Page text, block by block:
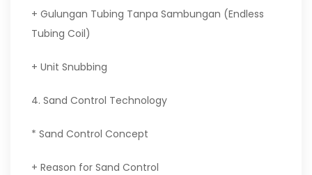
+ Gulungan Tubing Tanpa Sambungan (Endless
Tubing Coil)
+ Unit Snubbing
4. Sand Control Technology
* Sand Control Concept
+ Reason for Sand Control